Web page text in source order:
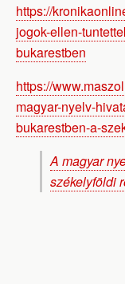
https://
jogok-ellen-
bukarestben
https://
magyar-nyelv-
bukarestben-a-
A magyar
székelyföldi